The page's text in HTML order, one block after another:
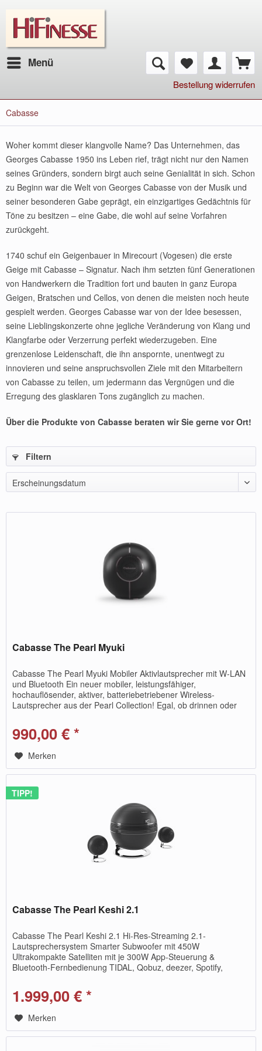
Menü
Bestellung widerrufen
Cabasse
Woher kommt dieser klangvolle Name? Das Unternehmen, das
Georges Cabasse 1950 ins Leben rief, trägt nicht nur den Namen
seines Gründers, sondern birgt auch seine Genialität in sich. Schon
zu Beginn war die Welt von Georges Cabasse von der Musik und
seiner besonderen Gabe geprägt, ein einzigartiges Gedächtnis für
Töne zu besitzen – eine Gabe, die wohl auf seine Vorfahren
zurückgeht.
1740 schuf ein Geigenbauer in Mirecourt (Vogesen) die erste
Geige mit Cabasse – Signatur. Nach ihm setzten fünf Generationen
von Handwerkern die Tradition fort und bauten in ganz Europa
Geigen, Bratschen und Cellos, von denen die meisten noch heute
gespielt werden. Georges Cabasse war von der Idee besessen,
seine Lieblingskonzerte ohne jegliche Veränderung von Klang und
Klangfarbe oder Verzerrung perfekt wiederzugeben. Eine
grenzenlose Leidenschaft, die ihn anspornte, unentwegt zu
innovieren und seine anspruchsvollen Ziele mit den Mitarbeitern
von Cabasse zu teilen, um jedermann das Vergnügen und die
Erregung des glasklaren Tons zugänglich zu machen.
Über die Produkte von Cabasse beraten wir Sie gerne vor Ort!
Filtern
Erscheinungsdatum
Cabasse The Pearl Myuki
Cabasse The Pearl Myuki Mobiler Aktivlautsprecher mit W-LAN
und Bluetooth Ein neuer mobiler, leistungsfähiger,
hochauflösender, aktiver, batteriebetriebener Wireless-
Lautsprecher aus der Pearl Collection! Egal, ob drinnen oder
990,00 € *
Merken
TIPP!
Cabasse The Pearl Keshi 2.1
Cabasse The Pearl Keshi 2.1 Hi-Res-Streaming 2.1-
Lautsprechersystem Smarter Subwoofer mit 450W
Ultrakompakte Satelliten mit je 300W App-Steuerung &
Bluetooth-Fernbedienung TIDAL, Qobuz, deezer, Spotify,
1.999,00 € *
Merken